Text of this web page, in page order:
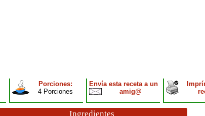
Porciones:
4 Porciones
Envía esta receta a un
amig@
Ingredientes